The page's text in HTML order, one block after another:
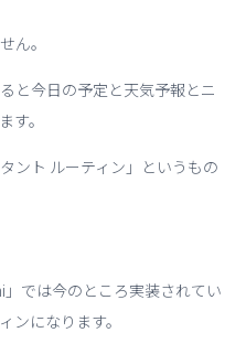
ん。
と今日の予定と天気予報とニ
す。
ント ルーティン」というもの
では今のところ実装されてい
ンになります。